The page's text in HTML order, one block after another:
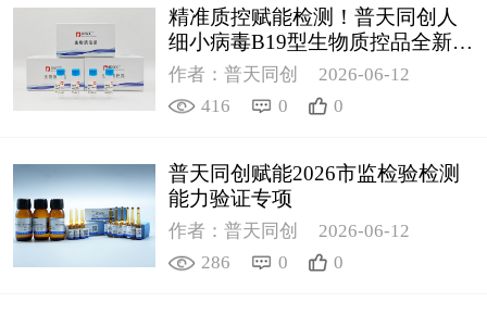
精准质控赋能检测！普天同创人
细小病毒B19型生物质控品全新上
线
作者：普天同创
2026-06-12
416
0 0
普天同创赋能2026市监检验检测
能力验证专项
作者：普天同创
2026-06-12
286
0 0